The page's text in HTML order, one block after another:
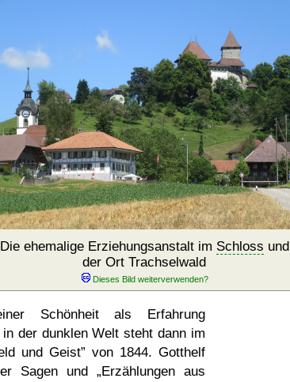
Die ehemalige Erziehungsanstalt im Schloss und
der Ort Trachselwald
Schönheit als Erfahrung
der dunklen Welt steht dann im
und Geist
von 1844. Gotthelf
Sagen und
Erzählungen aus